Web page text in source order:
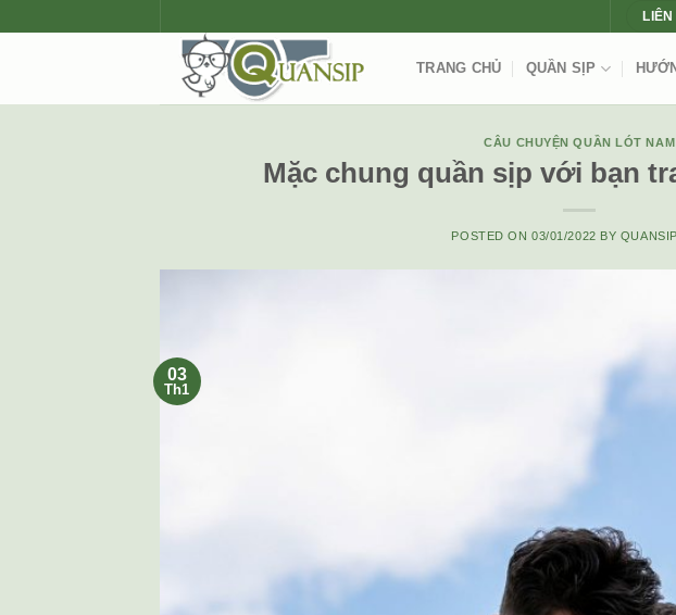
TRANG CHỦ QUẦN SỊP
CÂU CHUYỆN QUẦN LÓT NAM
Mặc chung quần sịp với bạn
POSTED ON03/01/2022 BY
03
Th1